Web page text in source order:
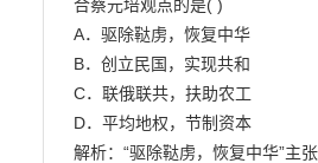
合蔡元培观点的是( )
A．驱除鞑虏，恢复中华
B．创立民国，实现共和
C．联俄联共，扶助农工
D．平均地权，节制资本
解析：“驱除鞑虏，恢复中华”主